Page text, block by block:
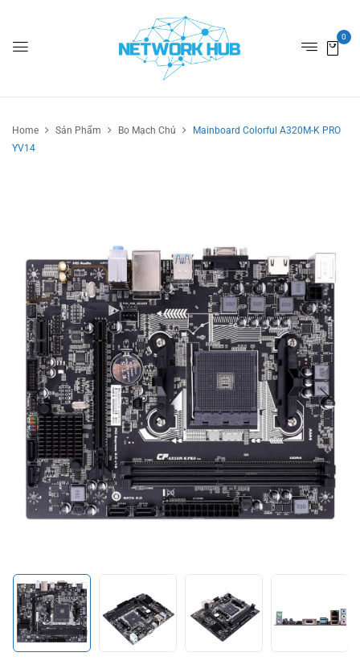
0
Home Sản Phẩm Bo Mạch Chủ
Mainboard Colorful A320M-K PRO
YV14